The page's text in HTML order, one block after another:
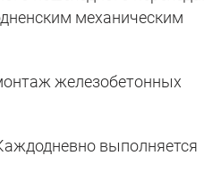
механическим
железобетонных
выполняется